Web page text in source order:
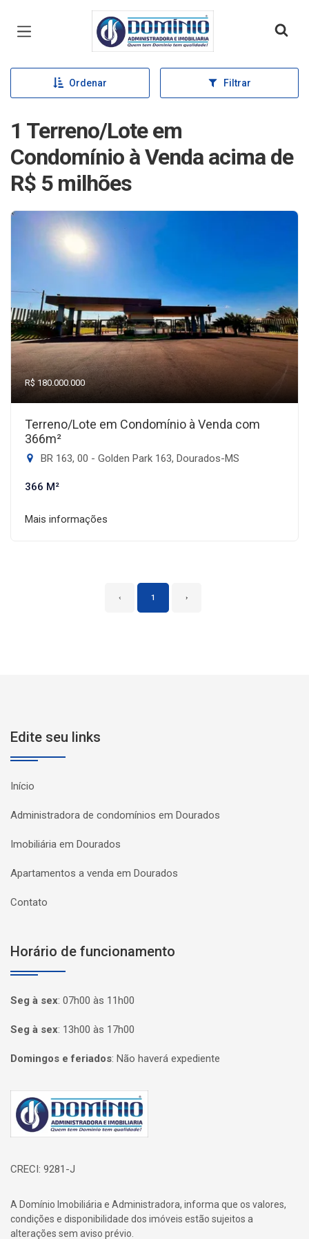
Página inicial
Ordenar Filtrar
1 Terreno/Lote em
Condomínio à Venda acima de
R$ 5 milhões
R$ 180.000.000
Terreno/Lote em Condomínio à Venda com
366m²
BR 163, 00 - Golden Park 163, Dourados-MS
366 M²
Mais informações
‹ 1 ›
Edite seu links
Início
Administradora de condomínios em Dourados
Imobiliária em Dourados
Apartamentos a venda em Dourados
Contato
Horário de funcionamento
Seg à sex: 07h00 às 11h00
Seg à sex: 13h00 às 17h00
Domingos e feriados: Não haverá expediente
Página inicial
CRECI: 9281-J
A Domínio Imobiliária e Administradora, informa que os valores,
condições e disponibilidade dos imóveis estão sujeitos a
alterações sem aviso prévio.